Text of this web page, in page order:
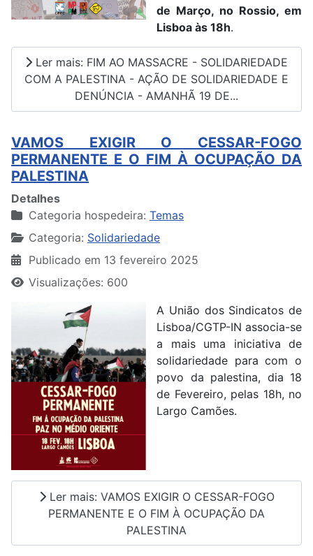
de Março, no Rossio, em
Lisboa às 18h.
Ler mais: FIM AO MASSACRE - SOLIDARIEDADE
COM A PALESTINA - AÇÃO DE SOLIDARIEDADE E
DENÚNCIA - AMANHÃ 19 DE...
VAMOS EXIGIR O CESSAR-FOGO
PERMANENTE E O FIM À OCUPAÇÃO DA
PALESTINA
Detalhes
Categoria hospedeira: Temas
Categoria: Solidariedade
Publicado em 13 fevereiro 2025
Visualizações: 600
A União dos Sindicatos de
Lisboa/CGTP-IN associa-se
a mais uma iniciativa de
solidariedade para com o
povo da palestina, dia 18
de Fevereiro, pelas 18h, no
Largo Camões.
Ler mais: VAMOS EXIGIR O CESSAR-FOGO
PERMANENTE E O FIM À OCUPAÇÃO DA
PALESTINA